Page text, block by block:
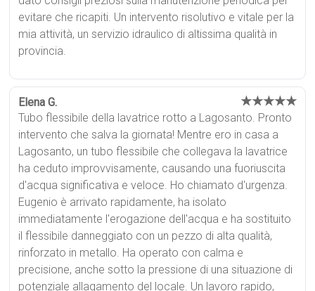
evitare che ricapiti. Un intervento risolutivo e vitale per la
mia attività, un servizio idraulico di altissima qualità in
provincia.
Elena G. ★★★★★
Tubo flessibile della lavatrice rotto a Lagosanto. Pronto
intervento che salva la giornata! Mentre ero in casa a
Lagosanto, un tubo flessibile che collegava la lavatrice
ha ceduto improvvisamente, causando una fuoriuscita
d'acqua significativa e veloce. Ho chiamato d'urgenza.
Eugenio è arrivato rapidamente, ha isolato
immediatamente l'erogazione dell'acqua e ha sostituito
il flessibile danneggiato con un pezzo di alta qualità,
rinforzato in metallo. Ha operato con calma e
precisione, anche sotto la pressione di una situazione di
potenziale allagamento del locale. Un lavoro rapido,